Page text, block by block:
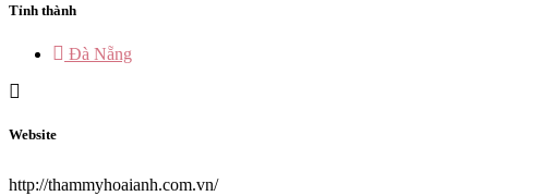
Tỉnh thành
Đà Nẵng
Website
http://thammyhoaianh.com.vn/